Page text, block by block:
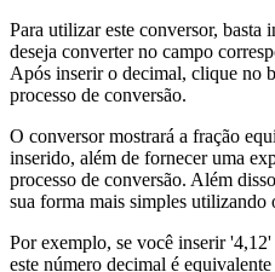
Para utilizar este conversor, basta
deseja converter no campo
Após inserir o decimal, clique no
processo de conversão.
O conversor mostrará a fração
inserido, além de fornecer uma
processo de conversão. Além
sua forma mais simples
Por exemplo, se você inserir
este número decimal é